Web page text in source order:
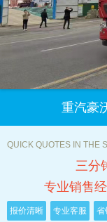
重汽豪
QUICK QUOTES IN THE
三分
专业销售
报价清晰 专业客服 省